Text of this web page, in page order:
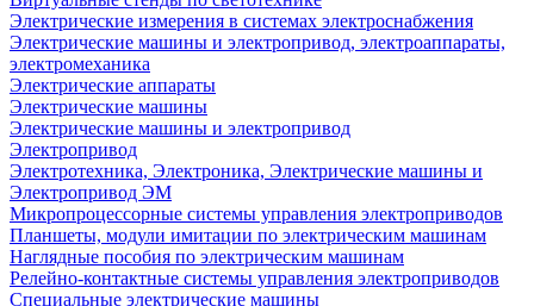
Электрические измерения в системах электроснабжения
Электрические машины и электропривод, электроаппараты,
электромеханика
Электрические аппараты
Электрические машины
Электрические машины и электропривод
Электропривод
Электротехника, Электроника, Электрические машины и
Электропривод ЭМ
Микропроцессорные системы управления электроприводов
Планшеты, модули имитации по электрическим машинам
Наглядные пособия по электрическим машинам
Релейно-контактные системы управления электроприводов
Специальные электрические машины